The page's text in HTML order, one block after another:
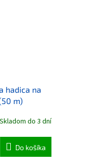
hadica na
m)
Skladom do 3 dní
Do košíka